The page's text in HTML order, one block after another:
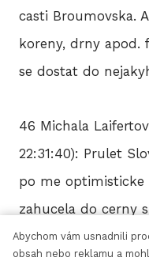
casti Broumovska.
koreny, drny apod.
se dostat do
46 Michala
22:31:40): Prulet
po me optimisticke
zahucela do cerny
z tilka jsem si
Abychom vám usnadnili
obsah nebo reklamu a